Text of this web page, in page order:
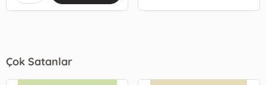
Çok Satanlar